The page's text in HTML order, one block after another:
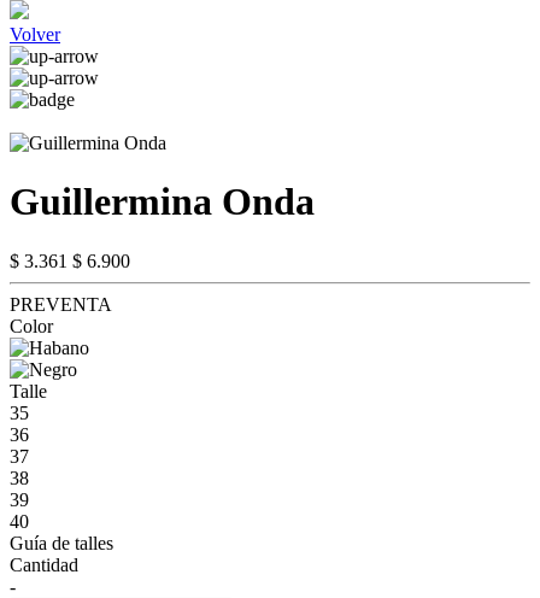
Volver
Guillermina Onda
$ 3.361 $ 6.900
PREVENTA
Color
Talle
35
36
37
38
39
40
Guía de talles
Cantidad
-